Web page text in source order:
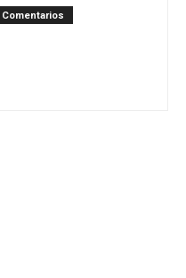
Comentarios